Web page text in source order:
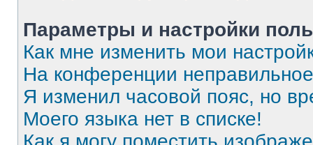
Параметры и настройки
Как мне изменить мои
На конференции
Я изменил часовой пояс, но
Моего языка нет в списке!